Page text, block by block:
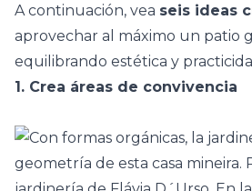
A continuación, vea seis ideas
aprovechar al máximo un patio
equilibrando estética y
1. Crea áreas de convivencia